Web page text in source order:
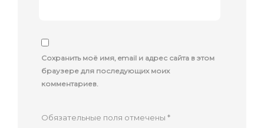
Сохранить моё имя, email и адрес сайта в этом
браузере для последующих моих
комментариев.
Обязательные поля отмечены *